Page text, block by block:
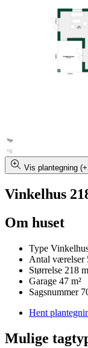
Vis plantegning
Vinkelhus
Om huset
Type
Antal værelser
Størrelse 218
Garage 47 m²
Sagsnummer
Hent
Mulige